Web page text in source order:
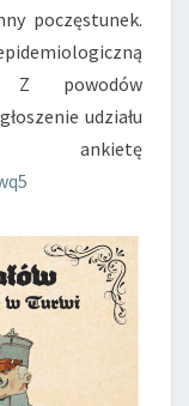
poczęstunek.
Z powodów
udziału